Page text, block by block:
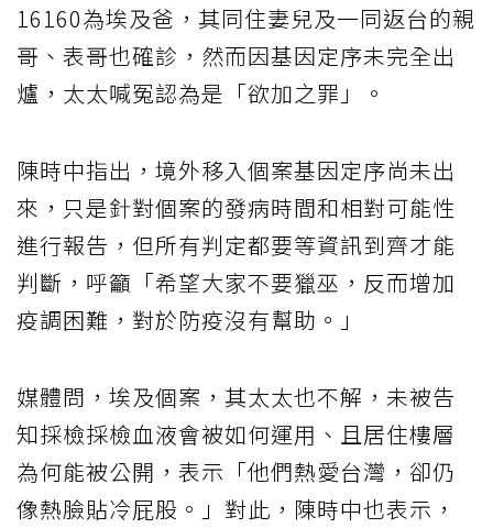
16160為埃及爸，其同住妻兒及一同返台的親
哥、表哥也確診，然而因基因定序未完全出
爐，太太喊冤認為是「欲加之罪」。
陳時中指出，境外移入個案基因定序尚未出
來，只是針對個案的發病時間和相對可能性
進行報告，但所有判定都要等資訊到齊才能
判斷，呼籲「希望大家不要獵巫，反而增加
疫調困難，對於防疫沒有幫助。」
媒體問，埃及個案，其太太也不解，未被告
知採檢採檢血液會被如何運用、且居住樓層
為何能被公開，表示「他們熱愛台灣，卻仍
像熱臉貼冷屁股。」對此，陳時中也表示，